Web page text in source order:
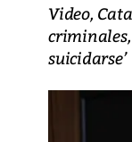
Video,
criminales,
suicidarse’